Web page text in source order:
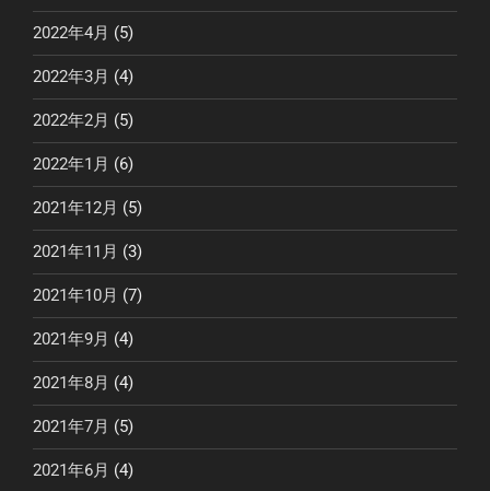
2022年4月 (5)
2022年3月 (4)
2022年2月 (5)
2022年1月 (6)
2021年12月 (5)
2021年11月 (3)
2021年10月 (7)
2021年9月 (4)
2021年8月 (4)
2021年7月 (5)
2021年6月 (4)